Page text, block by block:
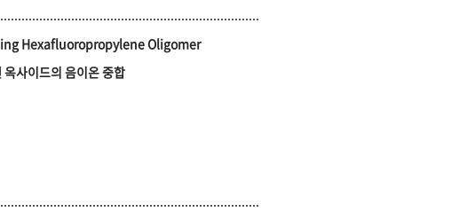
Hexafluoropropylene Oligomer
사이드의 음이온 중합